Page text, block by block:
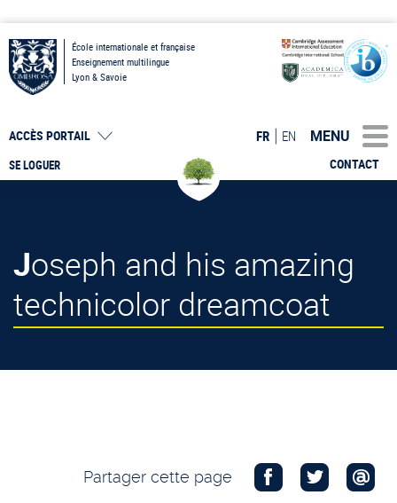
École internationale et française
Enseignement multilingue
Lyon & Savoie
SE LOGUER
ACCÈS PORTAIL
CONTACT
FR EN MENU
Joseph and his amazing
technicolor dreamcoat
Partager cette page